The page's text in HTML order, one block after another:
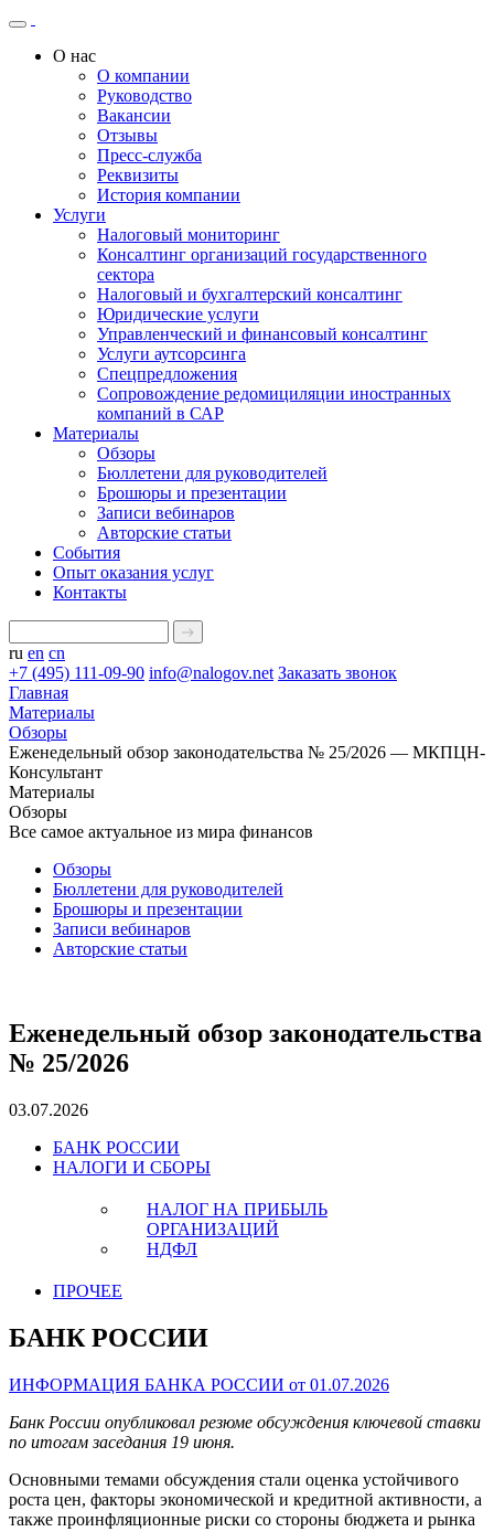
О нас
О компании
Руководство
Вакансии
Отзывы
Пресс-служба
Реквизиты
История компании
Услуги
Налоговый мониторинг
Консалтинг организаций государственного
сектора
Налоговый и бухгалтерский консалтинг
Юридические услуги
Управленческий и финансовый консалтинг
Услуги аутсорсинга
Спецпредложения
Сопровождение редомициляции иностранных
компаний в САР
Материалы
Обзоры
Бюллетени для руководителей
Брошюры и презентации
Записи вебинаров
Авторские статьи
События
Опыт оказания услуг
Контакты
ru en cn
+7 (495) 111-09-90 info@nalogov.net Заказать звонок
Главная
Материалы
Обзоры
Еженедельный обзор законодательства № 25/2026 — МКПЦН-
Консультант
Материалы
Обзоры
Все самое актуальное из мира финансов
Обзоры
Бюллетени для руководителей
Брошюры и презентации
Записи вебинаров
Авторские статьи
Еженедельный обзор законодательства
№ 25/2026
03.07.2026
БАНК РОССИИ
НАЛОГИ И СБОРЫ
НАЛОГ НА ПРИБЫЛЬ
ОРГАНИЗАЦИЙ
НДФЛ
ПРОЧЕЕ
БАНК РОССИИ
ИНФОРМАЦИЯ БАНКА РОССИИ от 01.07.2026
Банк России опубликовал резюме обсуждения ключевой ставки
по итогам заседания 19 июня.
Основными темами обсуждения стали оценка устойчивого
роста цен, факторы экономической и кредитной активности, а
также проинфляционные риски со стороны бюджета и рынка